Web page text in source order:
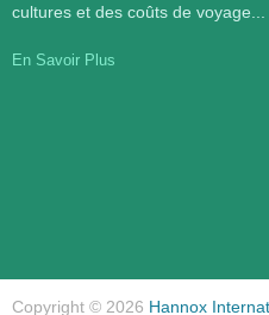
cultures et des coûts de voyage...
En Savoir Plus
Copyright © 2026 Hannox